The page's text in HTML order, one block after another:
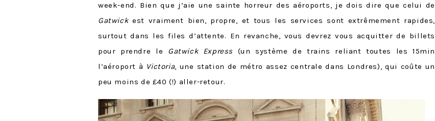
week-end. Bien que j’aie une sainte horreur des aéroports, je dois dire que celui de
Gatwickest vraiment bien, propre, et tous les services sont extrêmement rapides,
surtout dans les files d’attente. En revanche, vous devrez vous acquitter de billets
pour prendre le Gatwick Express (un système de trains reliant toutes les 15min
l’aéroport à Victoria, une station de métro assez centrale dans Londres), qui coûte un
peu moins de £40 (!) aller-retour.